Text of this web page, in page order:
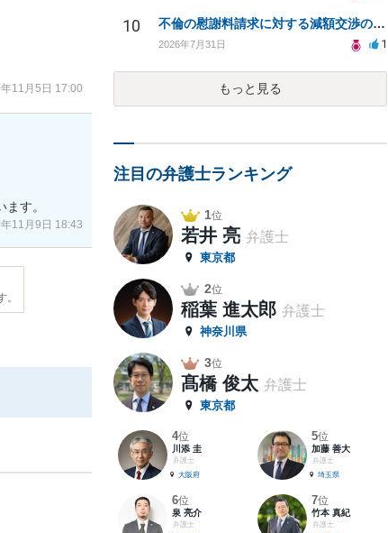
11月5日 17:00
す。
11月9日 18:43
10 不倫の慰謝料請求に対する減額交渉の可能性と対策
2026年7月31日 1
もっと見る
注目の弁護士ランキング
1位
若井 亮 弁護士
東京都
2位
稲葉 進太郎 弁護士
神奈川県
3位
髙橋 俊太 弁護士
東京都
4位
川添 圭
弁護士
大阪府
5位
加藤 善大
弁護士
埼玉県
6位
泉 亮介
弁護士
7位
竹本 真紀
弁護士